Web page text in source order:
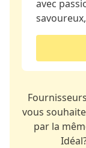
avec
vous
par la